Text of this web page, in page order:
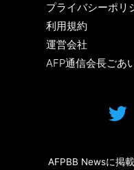
プライバシーポリ
利用規約
運営会社
AFP通信会長ごあ
AFPBB Newsに掲